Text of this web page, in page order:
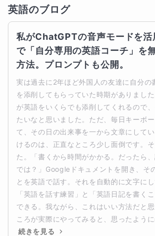
英語のブログ
私がChatGPTの音声モードを活
で「自分専用の英語コーチ」を
方法。プロンプトも公開。
実は過去に2年ほど外国人の友達に自分の
を添削してもらっていた時期がありまし
が英語をいくらでも添削してくれるので
たいなと思いました。ただ、毎日キーボ
て、その日の出来事を一から文章にして
けるのは、正直なところ少し面倒です。
た。「書くから時間がかかる。だったら
では？」Googleドキュメントを開き、そ
とを英語で話す。それを自動的に文字にし
「英語を話す練習」と「英語日記を書く
できる。我ながら、これはいい方法だと
ころが実際にやってみると、思ったよう
続きを見る